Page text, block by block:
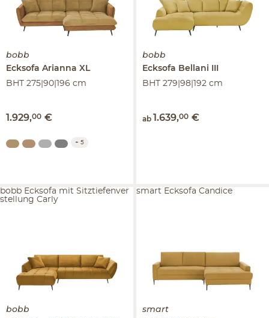
bobb
Ecksofa Arianna XL
BHT 275|90|196 cm
1.929,00 €
+ 5
bobb
Ecksofa Bellani III
BHT 279|98|192 cm
ab 1.639,00 €
bobb
bobb Ecksofa mit Sitztiefenver
stellung Carly
smart
smart Ecksofa Candice